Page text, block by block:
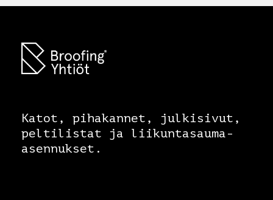
Katot, pihakannet, julkisivut,
peltilistat ja liikuntasauma-
asennukset.